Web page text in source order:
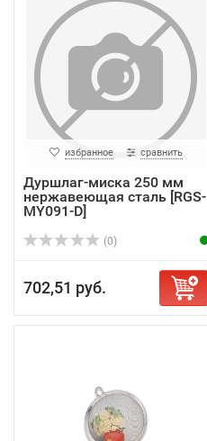
избранное сравнить
Дуршлаг-миска 250 мм
нержавеющая сталь [RGS-
MY091-D]
(0)
702,51 руб.